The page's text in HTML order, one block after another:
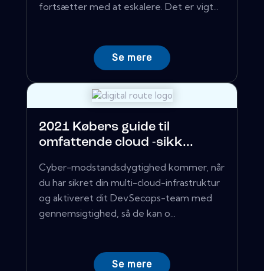
fortsætter med at eskalere. Det er vigt...
Se mere
2021 Købers guide til
omfattende cloud -sikk...
Cyber-modstandsdygtighed kommer, når
du har sikret din multi-cloud-infrastruktur
og aktiveret dit DevSecops-team med
gennemsigtighed, så de kan o...
Se mere